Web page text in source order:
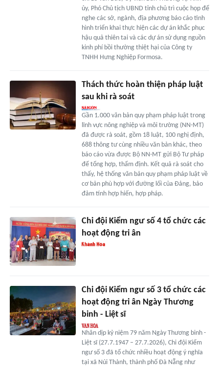
ủy, Phó Chủ tịch UBND tỉnh chủ trì cuộc họp để
nghe các sở, ngành, địa phương báo cáo tình
hình triển khai thực hiện các dự án khắc phục
hậu quả thiên tai và các dự án sử dụng nguồn
kinh phí bồi thường thiệt hại của Công ty
TNHH Hưng Nghiệp Formosa.
Thách thức hoàn thiện pháp luật
sau khi rà soát
Gần 1.000 văn bản quy phạm pháp luật trong
lĩnh vực nông nghiệp và môi trường (NN-MT)
đã được rà soát, gồm 18 luật, 100 nghị định,
688 thông tư cùng nhiều văn bản khác, theo
báo cáo vừa được Bộ NN-MT gửi Bộ Tư pháp
để tổng hợp, thẩm định. Kết quả rà soát cho
thấy, hệ thống văn bản quy phạm pháp luật về
cơ bản phù hợp với đường lối của Đảng, bảo
đảm tính hợp hiến, hợp pháp.
Chi đội Kiểm ngư số 4 tổ chức các
hoạt động tri ân
Chi đội Kiểm ngư số 3 tổ chức các
hoạt động tri ân Ngày Thương
binh - Liệt sĩ
Nhân dịp kỷ niệm 79 năm Ngày Thương binh -
Liệt sĩ (27.7.1947 – 27.7.2026), Chi đội Kiểm
ngư số 3 đã tổ chức nhiều hoạt động ý nghĩa
tại xã Núi Thành, thành phố Đà Nẵng như